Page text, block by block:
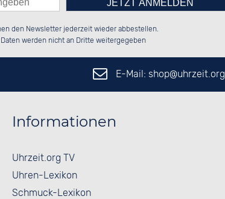
Bitte tragen Sie die Zahl in
das nebenstehende Feld ein.
den Newsletter jederzeit wieder abbestellen.
Daten werden nicht an Dritte weitergegeben
E-Mail: shop@uhrzeit.org
Informationen
Uhrzeit.org TV
Uhren-Lexikon
Schmuck-Lexikon